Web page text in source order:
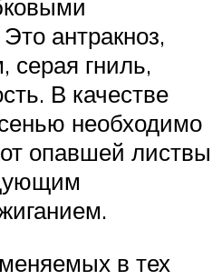
антракноз,
гниль,
В качестве
необходимо
опавшей листвы
в тех